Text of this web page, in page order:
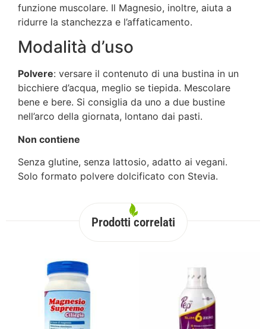
funzione muscolare. Il Magnesio, inoltre, aiuta a
ridurre la stanchezza e l’affaticamento.
Modalità d’uso
Polvere: versare il contenuto di una bustina in un
bicchiere d’acqua, meglio se tiepida. Mescolare
bene e bere. Si consiglia da uno a due bustine
nell’arco della giornata, lontano dai pasti.
Non contiene
Senza glutine, senza lattosio, adatto ai vegani.
Solo formato polvere dolcificato con Stevia.
Prodotti correlati